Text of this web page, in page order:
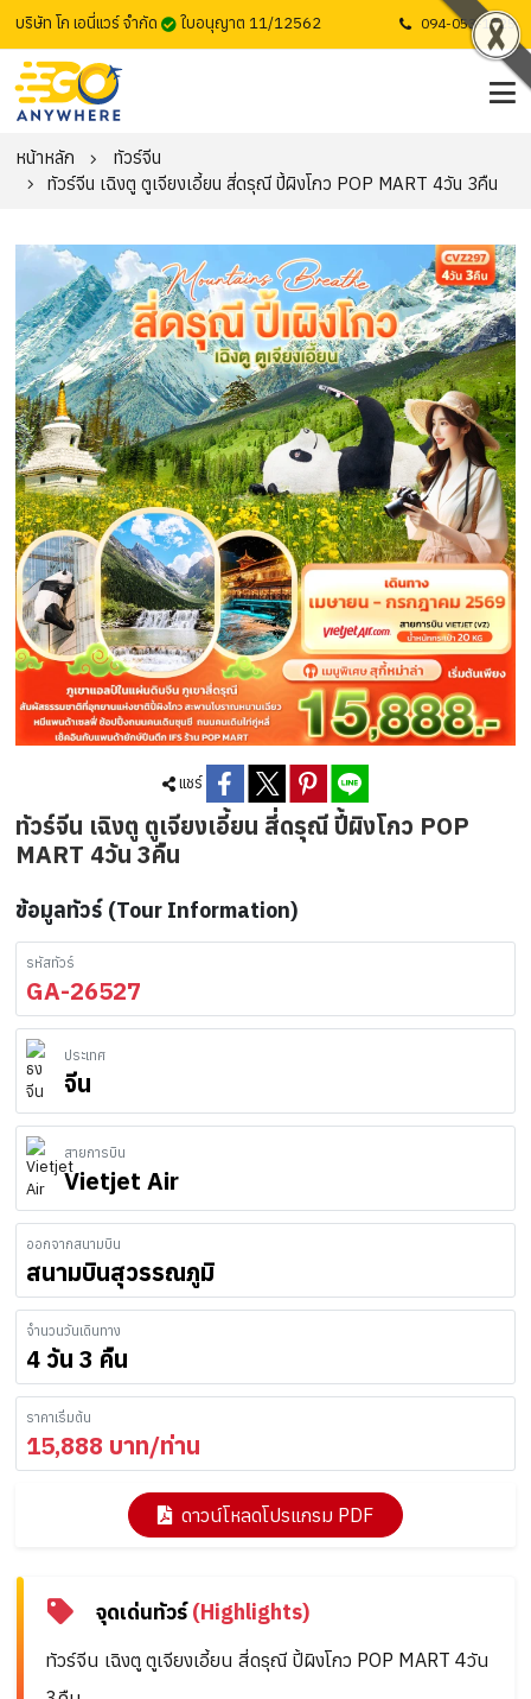
บริษัท โก เอนี่แวร์ จำกัด ใบอนุญาต 11/12562 094-053-1725
หน้าหลัก
ทัวร์จีน
ทัวร์จีน เฉิงตู ตูเจียงเอี้ยน สี่ดรุณี ปี้ผิงโกว POP MART 4วัน 3คืน
แชร์
ทัวร์จีน เฉิงตู ตูเจียงเอี้ยน สี่ดรุณี ปี้ผิงโกว POP
MART 4วัน 3คืน
ข้อมูลทัวร์ (Tour Information)
รหัสทัวร์
GA-26527
ประเทศ
จีน
สายการบิน
Vietjet Air
ออกจากสนามบิน
สนามบินสุวรรณภูมิ
จำนวนวันเดินทาง
4 วัน 3 คืน
ราคาเริ่มต้น
15,888 บาท/ท่าน
ดาวน์โหลดโปรแกรม PDF
จุดเด่นทัวร์(Highlights)
ทัวร์จีน เฉิงตู ตูเจียงเอี้ยน สี่ดรุณี ปี้ผิงโกว POP MART 4วัน